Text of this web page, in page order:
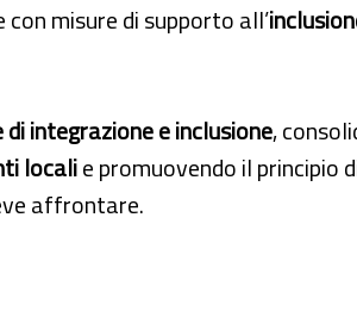
con misure di supporto all’
integrazione e inclusione,
localie promuovendo il principio
affrontare.